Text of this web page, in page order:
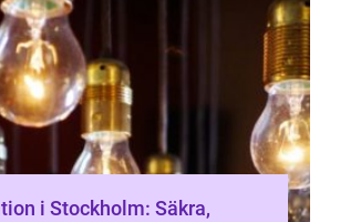
i Stockholm: Säkra,